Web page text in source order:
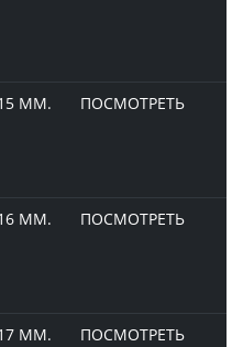
ММ. ПОСМОТРЕТЬ
ММ. ПОСМОТРЕТЬ
ММ. ПОСМОТРЕТЬ